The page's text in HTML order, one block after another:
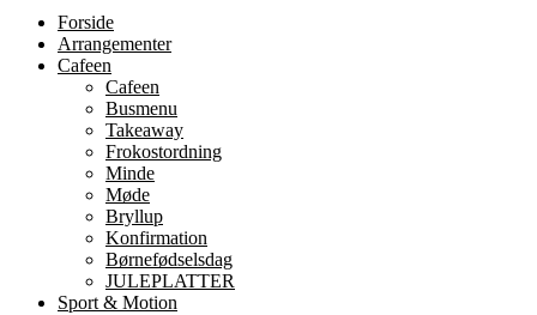
Forside
Arrangementer
Cafeen
Cafeen
Busmenu
Takeaway
Frokostordning
Minde
Møde
Bryllup
Konfirmation
Børnefødselsdag
JULEPLATTER
Sport & Motion